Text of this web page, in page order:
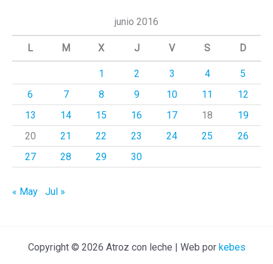
a
junio 2016
L M X J V S D
1 2 3 4
5
6
7 8 9 10 11
12
13
14 15 16 17 18
19
20
21 22 23 24 25
26
27
28 29 30
« May Jul »
Copyright © 2026 Atroz con leche | Web por kebes